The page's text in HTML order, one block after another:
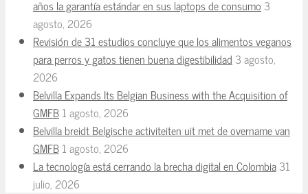
años la garantía estándar en sus laptops de consumo 3
agosto, 2026
Revisión de 31 estudios concluye que los alimentos veganos
para perros y gatos tienen buena digestibilidad 3 agosto,
2026
Belvilla Expands Its Belgian Business with the Acquisition of
GMFB1 agosto, 2026
Belvilla breidt Belgische activiteiten uit met de overname van
GMFB1 agosto, 2026
La tecnología está cerrando la brecha digital en Colombia31
julio, 2026